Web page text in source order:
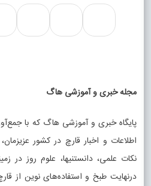
مجله خبری و آموزشی هاگ
پایگاه خبری و آموزشی هاگ که با
اطلاعات و اخبار قارچ در کشور
نکات علمی، دانستنیها، علوم روز در
درنهایت طبخ و استفاده‌های نوین از